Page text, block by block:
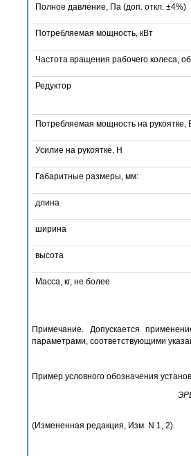
Полное давление, Па (доп. откл. ±4%)
Потребляемая мощность, кВт
Частота вращения рабочего колеса,
Редуктор
Потребляемая мощность на рукоятке,
Усилие на рукоятке, Н
Габаритные размеры, мм:
длина
ширина
высота
Масса, кг, не более
Примечание. Допускается
параметрами, соответствующими
Пример условного обозначения
(Измененная редакция, Изм. N 1, 2).